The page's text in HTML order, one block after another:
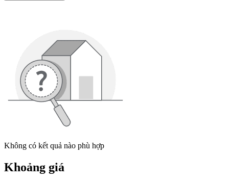
Không có kết quả nào phù hợp
Khoảng giá